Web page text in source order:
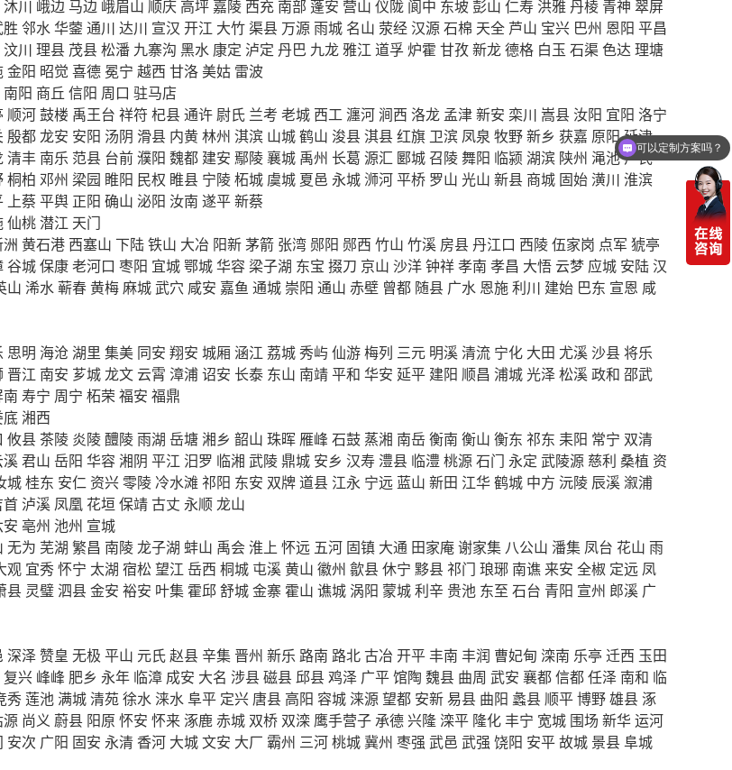
沐川 峨边 马边 峨眉山 顺庆 高坪 嘉陵 西充 南部 蓬安 营山 仪陇 阆中 东坡彭山 仁寿 洪雅丹棱 青神 翠屏
邻水华蓥 通川 达川 宣汉 开江 大竹 渠县 万源雨城 名山 荥经汉源石棉 天全 芦山 宝兴 巴州 恩阳 平昌
汶川 理县 茂县松潘 九寨沟 黑水 康定 泸定 丹巴 九龙雅江 道孚炉霍 甘孜新龙德格 白玉 石渠色达 理塘
金阳 昭觉 喜德 冕宁 越西 甘洛 美姑 雷波
南阳 商丘 信阳 周口 驻马店
顺河鼓楼 禹王台 祥符 杞县通许 尉氏 兰考 老城 西工瀍河涧西 洛龙 孟津新安 栾川 嵩县 汝阳 宜阳 洛宁
殷都龙安 安阳 汤阴 滑县 内黄林州 淇滨 山城鹤山 浚县淇县红旗 卫滨 凤泉 牧野新乡 获嘉 原阳延津
清丰 南乐 范县 台前濮阳 魏都 建安 鄢陵襄城 禹州 长葛 源汇 郾城召陵舞阳 临颍 湖滨 陕州 渑池卢氏
桐柏 邓州 梁园 睢阳 民权 睢县 宁陵柘城 虞城 夏邑 永城浉河平桥 罗山 光山 新县 商城 固始潢川 淮滨
上蔡 平舆 正阳 确山 泌阳 汝南 遂平新蔡
仙桃潜江 天门
黄石港 西塞山 下陆铁山 大冶 阳新茅箭 张湾 郧阳 郧西 竹山 竹溪 房县丹江口 西陵伍家岗 点军 猇亭
谷城保康老河口 枣阳 宜城鄂城华容 梁子湖 东宝 掇刀 京山 沙洋钟祥孝南 孝昌 大悟 云梦 应城 安陆汉
山 浠水蕲春黄梅麻城武穴 咸安 嘉鱼 通城 崇阳 通山 赤壁 曾都 随县 广水 恩施利川 建始 巴东 宣恩 咸
思明 海沧 湖里 集美 同安 翔安 城厢 涵江 荔城秀屿仙游梅列 三元 明溪清流 宁化 大田 尤溪沙县将乐
晋江 南安 芗城龙文 云霄 漳浦诏安 长泰 东山 南靖平和 华安 延平 建阳 顺昌 浦城光泽松溪政和 邵武
寿宁 周宁 柘荣 福安 福鼎
底湘西
攸县茶陵 炎陵醴陵雨湖 岳塘湘乡 韶山 珠晖 雁峰 石鼓 蒸湘 南岳衡南 衡山 衡东 祁东 耒阳 常宁 双清
溪君山 岳阳 华容湘阴 平江 汨罗 临湘 武陵鼎城 安乡 汉寿 澧县 临澧桃源石门 永定 武陵源 慈利 桑植 资
城桂东 安仁 资兴零陵 冷水滩 祁阳 东安 双牌道县 江永 宁远 蓝山 新田 江华鹤城 中方 沅陵 辰溪 溆浦
首 泸溪 凤凰 花垣保靖古丈 永顺龙山
亳州 池州 宣城
无为 芜湖 繁昌 南陵龙子湖 蚌山 禹会淮上 怀远 五河 固镇 大通 田家庵谢家集 八公山 潘集 凤台 花山 雨
观 宜秀怀宁 太湖 宿松 望江 岳西 桐城 屯溪黄山 徽州 歙县休宁 黟县祁门 琅琊 南谯 来安 全椒 定远 凤
县 灵璧泗县金安 裕安 叶集 霍邱舒城金寨 霍山 谯城 涡阳 蒙城利辛 贵池 东至 石台 青阳 宣州 郎溪 广
深泽 赞皇 无极 平山 元氏赵县辛集 晋州 新乐 路南 路北古冶 开平丰南 丰润 曹妃甸 滦南 乐亭 迁西 玉田
复兴 峰峰 肥乡 永年 临漳 成安 大名 涉县磁县邱县鸡泽 广平馆陶 魏县 曲周 武安 襄都信都任泽 南和 临
秀莲池 满城清苑徐水 涞水阜平 定兴 唐县 高阳 容城 涞源望都 安新易县 曲阳 蠡县 顺平博野雄县涿
源 尚义 蔚县 阳原 怀安 怀来涿鹿赤城 双桥 双滦 鹰手营子承德兴隆 滦平 隆化丰宁 宽城 围场 新华运河
安次 广阳 固安 永清 香河 大城文安 大厂 霸州 三河桃城冀州 枣强 武邑 武强 饶阳 安平故城 景县阜城
可以定制方案吗？